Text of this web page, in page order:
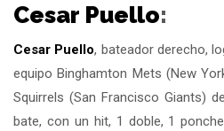
Cesar Puello:
Cesar Puello, bateador derecho,
equipo Binghamton Mets (New
Squirrels (San Francisco Giants)
bate, con un hit, 1 doble, 1